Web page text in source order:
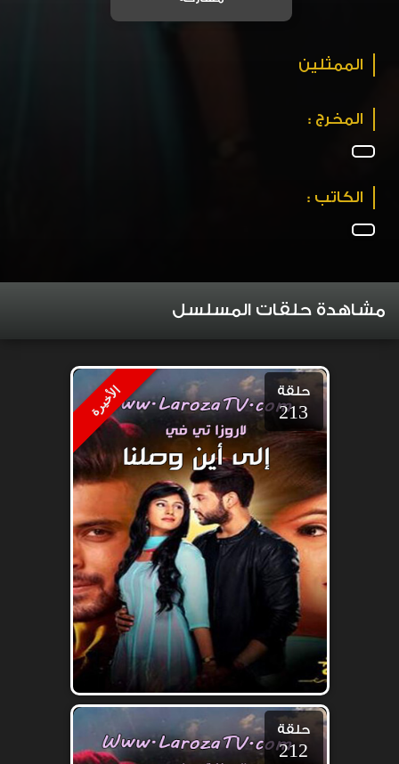
الممثلين
المخرج :
الكاتب :
مشاهدة حلقات المسلسل
الأخيرة حلقة
213
حلقة
212